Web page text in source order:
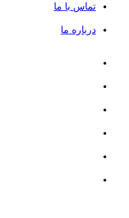
تماس با ما
درباره ما